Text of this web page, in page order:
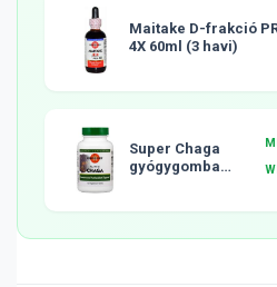
Maitake D-frakció
4X 60ml (3 havi)
Super Chaga
gyógygomba